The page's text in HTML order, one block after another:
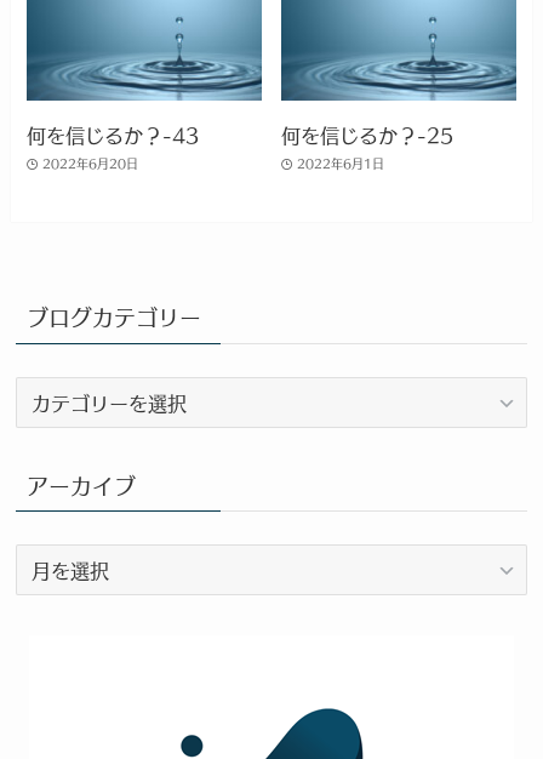
何を信じるか？-43
2022年6月20日
何を信じるか？-25
2022年6月1日
ブログカテゴリー
ロ
カ
テ
ゴ
リ
ー
アーカイブ
ー